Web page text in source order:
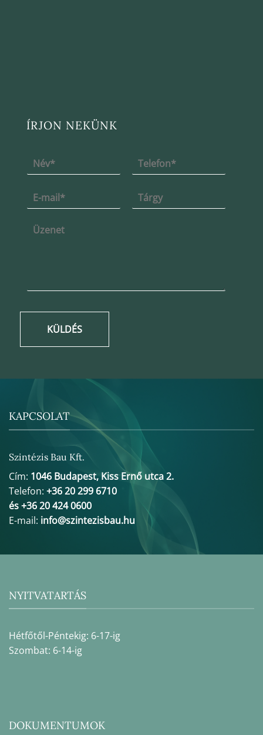
ÍRJON NEKÜNK
KÜLDÉS
KAPCSOLAT
Szintézis Bau Kft.
Cím: 1046 Budapest, Kiss Ernő utca 2.
Telefon: +36 20 299 6710
és +36 20 424 0600
E-mail: info@szintezisbau.hu
NYITVATARTÁS
Hétfőtől-Péntekig: 6-17-ig
Szombat: 6-14-ig
DOKUMENTUMOK